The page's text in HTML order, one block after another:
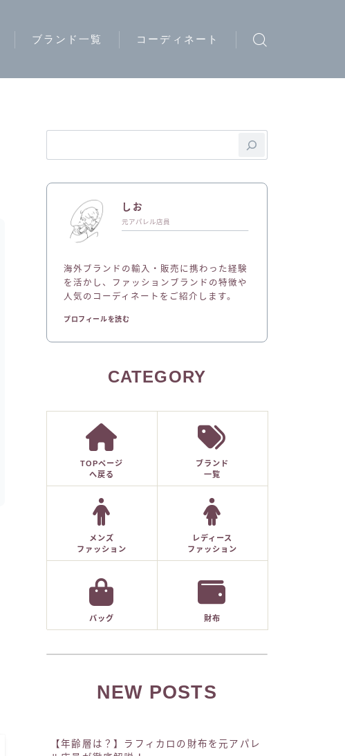
ブランド一覧
モード系ブランド
ハイブランド
レディースブランド
カジュアルブランド
ワークウェアブランド
コーディネート
しお
元アパレル店員
海外ブランドの輸入・販売に携わった経験
を活かし、ファッションブランドの特徴や
人気のコーディネートをご紹介します。
プロフィールを読む
CATEGORY
TOPページ
へ戻る
ブランド
一覧
メンズ
ファッション
レディース
ファッション
バッグ 財布
NEW POSTS
【年齢層は？】ラフィカロの財布を元アパレ